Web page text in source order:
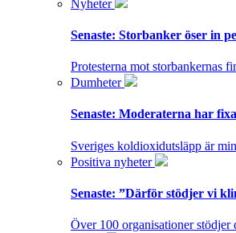
Nyheter
Senaste: Storbanker öser in
Protesterna mot storbankernas
Dumheter
Senaste: Moderaterna har
Sveriges koldioxidutsläpp är
Positiva nyheter
Senaste: ”Därför stödjer vi
Över 100 organisationer stödjer